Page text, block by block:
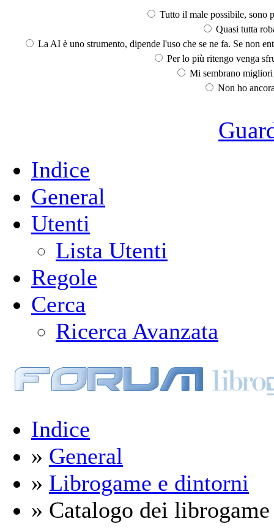
Tutto il male possibile, sono
Quasi tutta
La AI è uno strumento, dipende l'uso che se ne fa. Se non
Per lo più ritengo venga
Mi sembrano
Non ho
Indice
General
Utenti
Lista Utenti
Regole
Cerca
Ricerca Avanzata
Indice
» General
» Librogame e dintorni
» Catalogo dei